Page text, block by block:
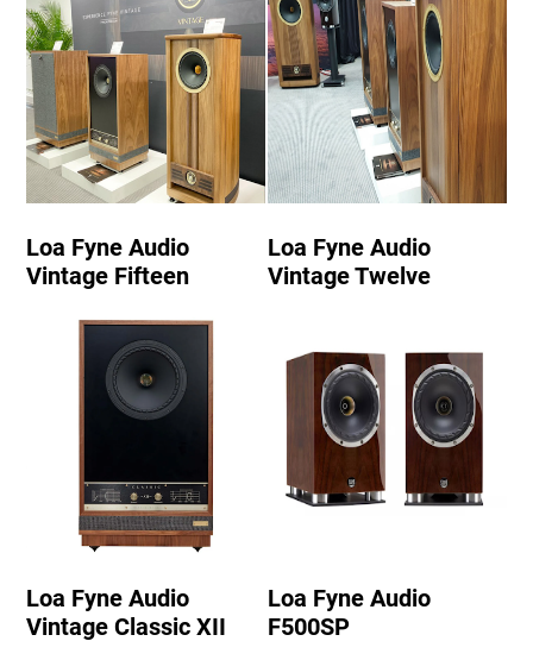
Loa Fyne Audio
Vintage Fifteen
Loa Fyne Audio
Vintage Twelve
Loa Fyne Audio
Vintage Classic XII
Loa Fyne Audio
F500SP